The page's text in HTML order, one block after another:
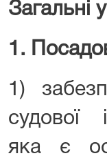
Загальні
1.
1)
судової
яка є